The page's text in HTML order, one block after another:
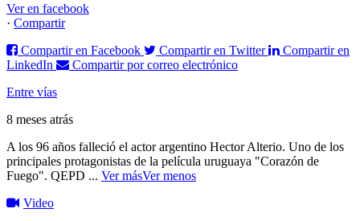
Ver en facebook
· Compartir
Compartir en Facebook
Compartir en Twitter
Compartir en
LinkedIn
Compartir por correo electrónico
Entre vías
8 meses atrás
A los 96 años falleció el actor argentino Hector Alterio. Uno de los
principales protagonistas de la película uruguaya "Corazón de
Fuego". QEPD ... Ver másVer menos
Video